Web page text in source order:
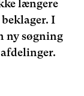
længere
I
ny søgning